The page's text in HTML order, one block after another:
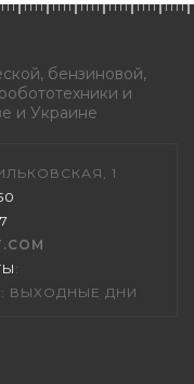
бензиновой,
и
и Украине
1
:
ВЫХОДНЫЕ ДНИ